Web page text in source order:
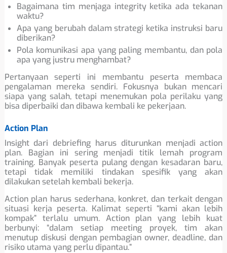
Bagaimana tim menjaga integrity ketika ada tekanan
waktu?
Apa yang berubah dalam strategi ketika instruksi baru
diberikan?
Pola komunikasi apa yang paling membantu, dan pola
apa yang justru menghambat?
Pertanyaan seperti ini membantu peserta membaca
pengalaman mereka sendiri. Fokusnya bukan mencari
siapa yang salah, tetapi menemukan pola perilaku yang
bisa diperbaiki dan dibawa kembali ke pekerjaan.
Action Plan
Insight dari debriefing harus diturunkan menjadi action
plan. Bagian ini sering menjadi titik lemah program
training. Banyak peserta pulang dengan kesadaran baru,
tetapi tidak memiliki tindakan spesifik yang akan
dilakukan setelah kembali bekerja.
Action plan harus sederhana, konkret, dan terkait dengan
situasi kerja peserta. Kalimat seperti “kami akan lebih
kompak” terlalu umum. Action plan yang lebih kuat
berbunyi: “dalam setiap meeting proyek, tim akan
menutup diskusi dengan pembagian owner, deadline, dan
risiko utama yang perlu dipantau.”